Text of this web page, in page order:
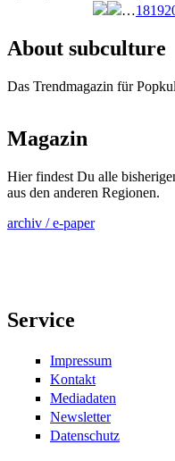
…1819
About subculture
Das Trendmagazin für
Magazin
Hier findest Du alle
aus den anderen Regionen.
archiv / e-paper
Service
Impressum
Kontakt
Mediadaten
Newsletter
Datenschutz